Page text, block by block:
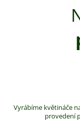
Vyrábíme květináče
provedení